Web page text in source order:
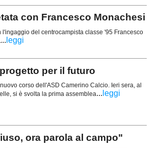
con Francesco Monachesi
del centrocampista classe '95 Francesco
... leggi
per il futuro
corso dell'ASD Camerino Calcio. Ieri sera, al
si è svolta la prima assemblea... leggi
ora parola al campo"